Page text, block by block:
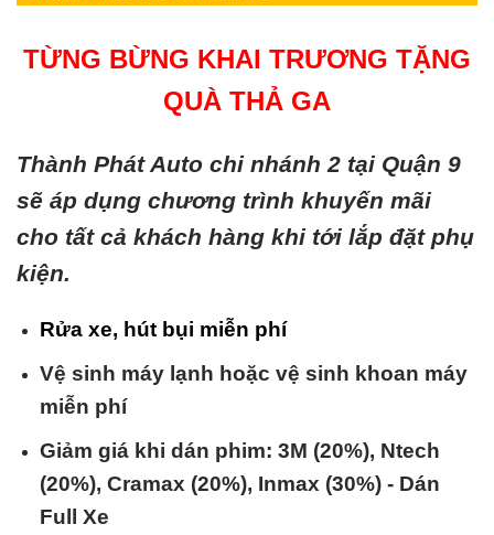
TỪNG BỪNG KHAI TRƯƠNG TẶNG
QUÀ THẢ GA
Thành Phát Auto chi nhánh 2 tại Quận 9
sẽ áp dụng chương trình khuyến mãi
cho tất cả khách hàng khi tới lắp đặt phụ
kiện.
Rửa xe, hút bụi miễn phí
Vệ sinh máy lạnh hoặc vệ sinh khoan máy
miễn phí
Giảm giá khi dán phim: 3M (20%), Ntech
(20%), Cramax (20%), Inmax (30%) - Dán
Full Xe